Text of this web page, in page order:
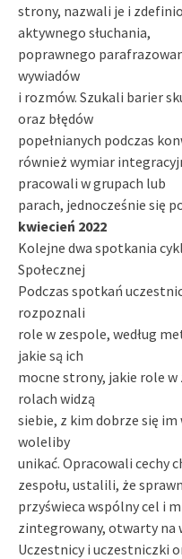
strony, nazwali je i
aktywnego słuchania,
poprawnego
wywiadów
i rozmów. Szukali barier
oraz błędów
popełnianych podczas
również wymiar
pracowali w grupach lub
parach, jednocześnie się
kwiecień 2022
Kolejne dwa spotkania
Społecznej
Podczas spotkań
rozpoznali
role w zespole, według
jakie są ich
mocne strony, jakie role w
rolach widzą
siebie, z kim dobrze się im
woleliby
unikać. Opracowali cechy
zespołu, ustalili, że
przyświeca wspólny cel i
zintegrowany, otwarty na
Uczestnicy i uczestniczki